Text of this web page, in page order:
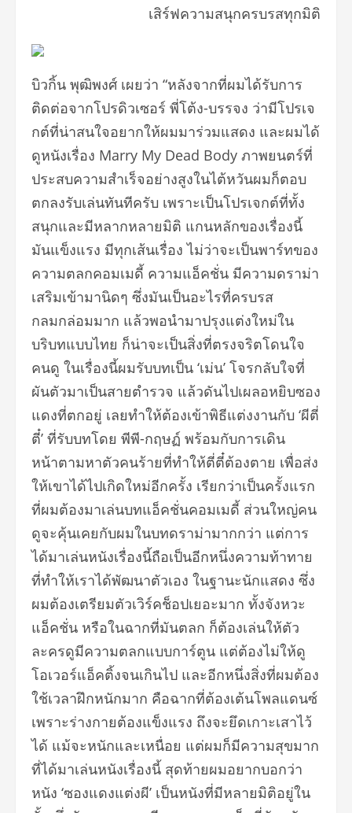
เสิร์ฟความสนุกครบรสทุกมิติ
บิวกิ้น พุฒิพงศ์ เผยว่า “หลังจากที่ผมได้รับการ
ติดต่อจากโปรดิวเซอร์ พี่โต้ง-บรรจง ว่ามีโปรเจ
กต์ที่น่าสนใจอยากให้ผมมาร่วมแสดง และผมได้
ดูหนังเรื่อง Marry My Dead Body ภาพยนตร์ที่
ประสบความสำเร็จอย่างสูงในไต้หวันผมก็ตอบ
ตกลงรับเล่นทันทีครับ เพราะเป็นโปรเจกต์ที่ทั้ง
สนุกและมีหลากหลายมิติ แกนหลักของเรื่องนี้
มันแข็งแรง มีทุกเส้นเรื่อง ไม่ว่าจะเป็นพาร์ทของ
ความตลกคอมเมดี้ ความแอ็คชั่น มีความดราม่า
เสริมเข้ามานิดๆ ซึ่งมันเป็นอะไรที่ครบรส
กลมกล่อมมาก แล้วพอนำมาปรุงแต่งใหม่ใน
บริบทแบบไทย ก็น่าจะเป็นสิ่งที่ตรงจริตโดนใจ
คนดู ในเรื่องนี้ผมรับบทเป็น ‘เม่น’ โจรกลับใจที่
ผันตัวมาเป็นสายตำรวจ แล้วดันไปเผลอหยิบซอง
แดงที่ตกอยู่ เลยทำให้ต้องเข้าพิธีแต่งงานกับ ‘ผีตี่
ตี๋’ ที่รับบทโดย พีพี-กฤษฏ์ พร้อมกับการเดิน
หน้าตามหาตัวคนร้ายที่ทำให้ตี่ตี๋ต้องตาย เพื่อส่ง
ให้เขาได้ไปเกิดใหม่อีกครั้ง เรียกว่าเป็นครั้งแรก
ที่ผมต้องมาเล่นบทแอ็คชั่นคอมเมดี้ ส่วนใหญ่คน
ดูจะคุ้นเคยกับผมในบทดราม่ามากกว่า แต่การ
ได้มาเล่นหนังเรื่องนี้ถือเป็นอีกหนึ่งความท้าทาย
ที่ทำให้เราได้พัฒนาตัวเอง ในฐานะนักแสดง ซึ่ง
ผมต้องเตรียมตัวเวิร์คช็อปเยอะมาก ทั้งจังหวะ
แอ็คชั่น หรือในฉากที่มันตลก ก็ต้องเล่นให้ตัว
ละครดูมีความตลกแบบการ์ตูน แต่ต้องไม่ให้ดู
โอเวอร์แอ็คติ้งจนเกินไป และอีกหนึ่งสิ่งที่ผมต้อง
ใช้เวลาฝึกหนักมาก คือฉากที่ต้องเต้นโพลแดนซ์
เพราะร่างกายต้องแข็งแรง ถึงจะยึดเกาะเสาไว้
ได้ แม้จะหนักและเหนื่อย แต่ผมก็มีความสุขมาก
ที่ได้มาเล่นหนังเรื่องนี้ สุดท้ายผมอยากบอกว่า
หนัง ‘ซองแดงแต่งผี’ เป็นหนังที่มีหลายมิติอยู่ใน